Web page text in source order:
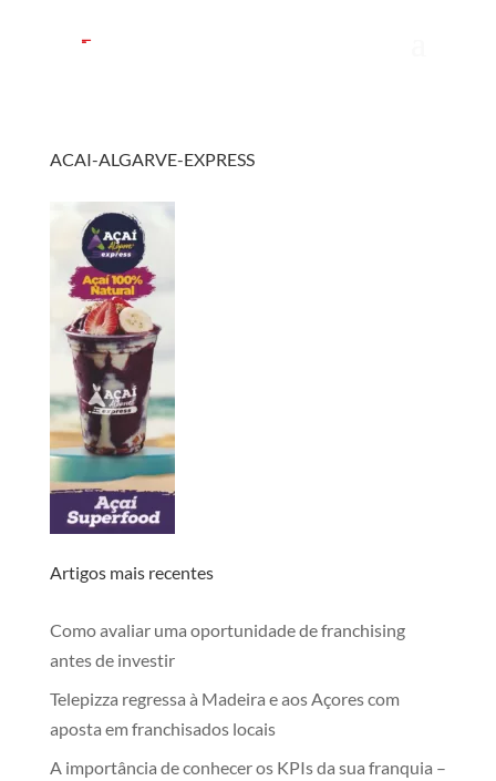
ACAI-ALGARVE-EXPRESS
Artigos mais recentes
Como avaliar uma oportunidade de franchising
antes de investir
Telepizza regressa à Madeira e aos Açores com
aposta em franchisados locais
A importância de conhecer os KPIs da sua franquia –